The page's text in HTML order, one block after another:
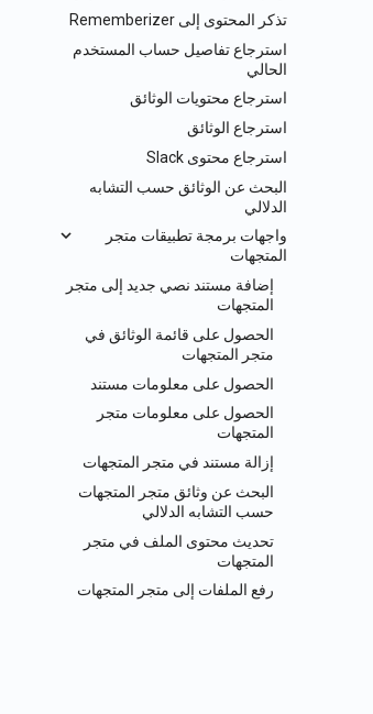
تذكر المحتوى إلى Rememberizer
استرجاع تفاصيل حساب المستخدم
الحالي
استرجاع محتويات الوثائق
استرجاع الوثائق
استرجاع محتوى Slack
البحث عن الوثائق حسب التشابه
الدلالي
واجهات برمجة تطبيقات متجر
المتجهات
إضافة مستند نصي جديد إلى متجر
المتجهات
الحصول على قائمة الوثائق في
متجر المتجهات
الحصول على معلومات مستند
الحصول على معلومات متجر
المتجهات
إزالة مستند في متجر المتجهات
البحث عن وثائق متجر المتجهات
حسب التشابه الدلالي
تحديث محتوى الملف في متجر
المتجهات
رفع الملفات إلى متجر المتجهات